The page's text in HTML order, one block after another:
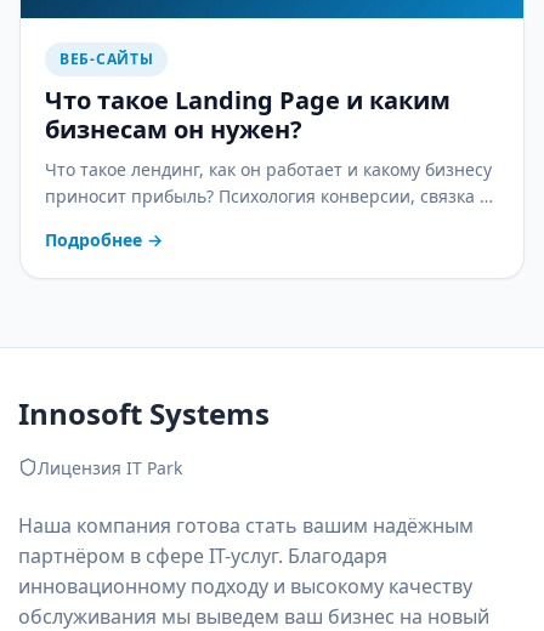
ВЕБ-САЙТЫ
Что такое Landing Page и каким
бизнесам он нужен?
Что такое лендинг, как он работает и какому бизнесу
приносит прибыль? Психология конверсии, связка с
Подробнее →
Innosoft Systems
Лицензия IT Park
Наша компания готова стать вашим надёжным
партнёром в сфере IT-услуг. Благодаря
инновационному подходу и высокому качеству
обслуживания мы выведем ваш бизнес на новый